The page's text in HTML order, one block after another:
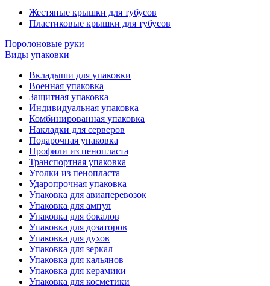
Жестяные крышки для тубусов
Пластиковые крышки для тубусов
Поролоновые руки
Виды упаковки
Вкладыши для упаковки
Военная упаковка
Защитная упаковка
Индивидуальная упаковка
Комбинированная упаковка
Накладки для серверов
Подарочная упаковка
Профили из пенопласта
Транспортная упаковка
Уголки из пенопласта
Ударопрочная упаковка
Упаковка для авиаперевозок
Упаковка для ампул
Упаковка для бокалов
Упаковка для дозаторов
Упаковка для духов
Упаковка для зеркал
Упаковка для кальянов
Упаковка для керамики
Упаковка для косметики